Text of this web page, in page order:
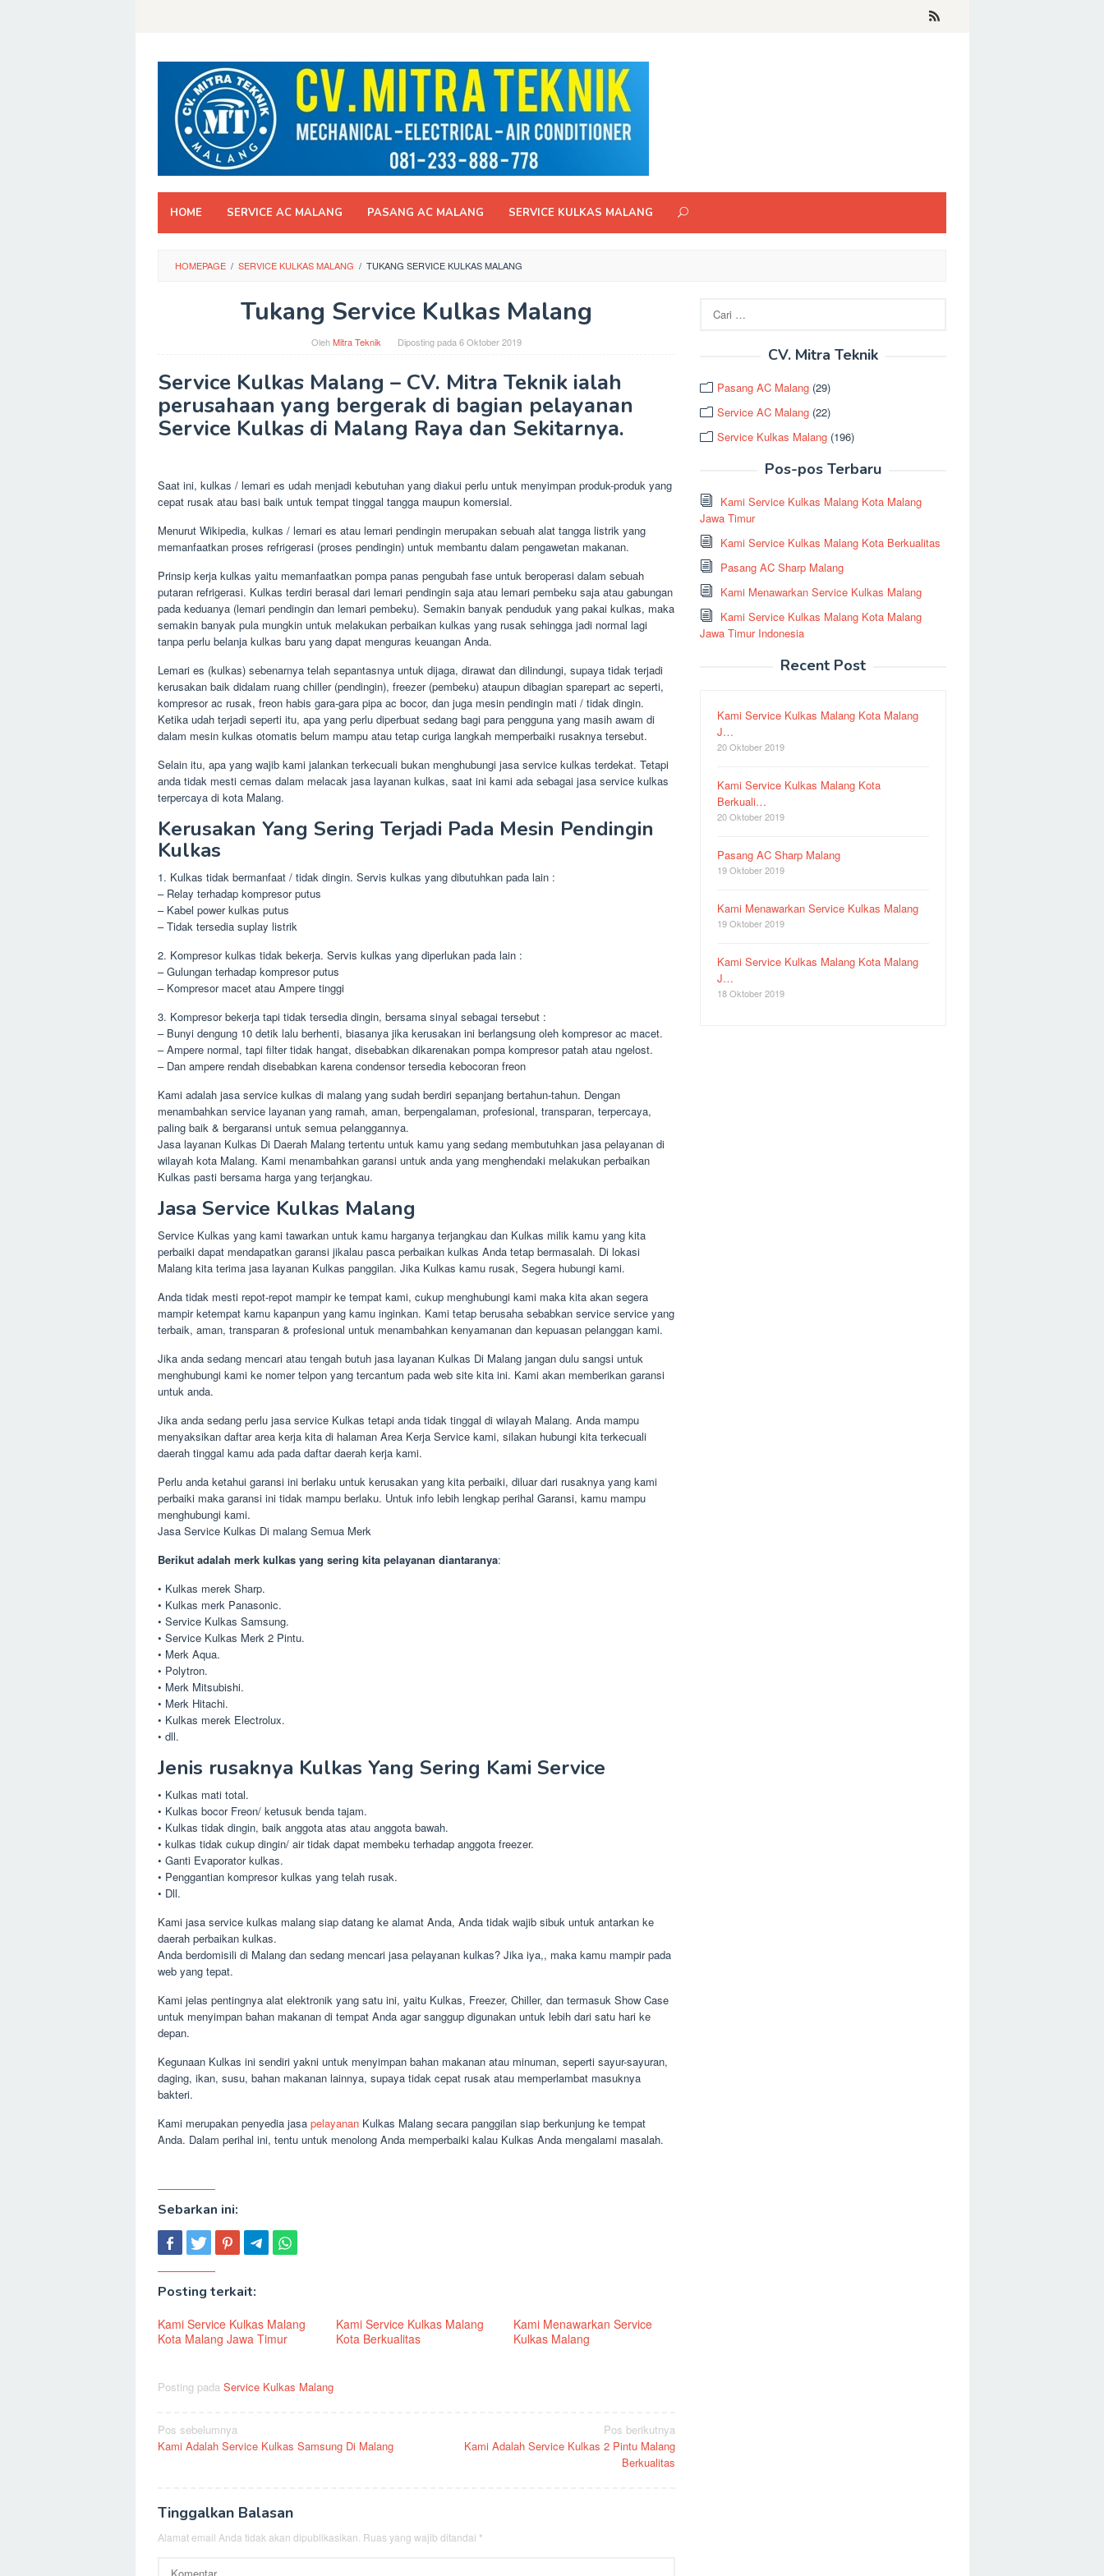
HOME SERVICE AC MALANG PASANG AC MALANG SERVICE KULKAS MALANG
HOMEPAGE / SERVICE KULKAS MALANG / TUKANG SERVICE KULKAS MALANG
Tukang Service Kulkas Malang
OlehMitra Teknik Diposting pada 6 Oktober 2019
Service Kulkas Malang – CV. Mitra Teknik ialah
perusahaan yang bergerak di bagian pelayanan
Service Kulkas di Malang Raya dan Sekitarnya.
Saat ini, kulkas / lemari es udah menjadi kebutuhan yang diakui perlu untuk menyimpan produk-produk yang
cepat rusak atau basi baik untuk tempat tinggal tangga maupun komersial.
Menurut Wikipedia, kulkas / lemari es atau lemari pendingin merupakan sebuah alat tangga listrik yang
memanfaatkan proses refrigerasi (proses pendingin) untuk membantu dalam pengawetan makanan.
Prinsip kerja kulkas yaitu memanfaatkan pompa panas pengubah fase untuk beroperasi dalam sebuah
putaran refrigerasi. Kulkas terdiri berasal dari lemari pendingin saja atau lemari pembeku saja atau gabungan
pada keduanya (lemari pendingin dan lemari pembeku). Semakin banyak penduduk yang pakai kulkas, maka
semakin banyak pula mungkin untuk melakukan perbaikan kulkas yang rusak sehingga jadi normal lagi
tanpa perlu belanja kulkas baru yang dapat menguras keuangan Anda.
Lemari es (kulkas) sebenarnya telah sepantasnya untuk dijaga, dirawat dan dilindungi, supaya tidak terjadi
kerusakan baik didalam ruang chiller (pendingin), freezer (pembeku) ataupun dibagian sparepart ac seperti,
kompresor ac rusak, freon habis gara-gara pipa ac bocor, dan juga mesin pendingin mati / tidak dingin.
Ketika udah terjadi seperti itu, apa yang perlu diperbuat sedang bagi para pengguna yang masih awam di
dalam mesin kulkas otomatis belum mampu atau tetap curiga langkah memperbaiki rusaknya tersebut.
Selain itu, apa yang wajib kami jalankan terkecuali bukan menghubungi jasa service kulkas terdekat. Tetapi
anda tidak mesti cemas dalam melacak jasa layanan kulkas, saat ini kami ada sebagai jasa service kulkas
terpercaya di kota Malang.
Kerusakan Yang Sering Terjadi Pada Mesin Pendingin
Kulkas
1. Kulkas tidak bermanfaat / tidak dingin. Servis kulkas yang dibutuhkan pada lain :
– Relay terhadap kompresor putus
– Kabel power kulkas putus
– Tidak tersedia suplay listrik
2. Kompresor kulkas tidak bekerja. Servis kulkas yang diperlukan pada lain :
– Gulungan terhadap kompresor putus
– Kompresor macet atau Ampere tinggi
3. Kompresor bekerja tapi tidak tersedia dingin, bersama sinyal sebagai tersebut :
– Bunyi dengung 10 detik lalu berhenti, biasanya jika kerusakan ini berlangsung oleh kompresor ac macet.
– Ampere normal, tapi filter tidak hangat, disebabkan dikarenakan pompa kompresor patah atau ngelost.
– Dan ampere rendah disebabkan karena condensor tersedia kebocoran freon
Kami adalah jasa service kulkas di malang yang sudah berdiri sepanjang bertahun-tahun. Dengan
menambahkan service layanan yang ramah, aman, berpengalaman, profesional, transparan, terpercaya,
paling baik & bergaransi untuk semua pelanggannya.
Jasa layanan Kulkas Di Daerah Malang tertentu untuk kamu yang sedang membutuhkan jasa pelayanan di
wilayah kota Malang. Kami menambahkan garansi untuk anda yang menghendaki melakukan perbaikan
Kulkas pasti bersama harga yang terjangkau.
Jasa Service Kulkas Malang
Service Kulkas yang kami tawarkan untuk kamu harganya terjangkau dan Kulkas milik kamu yang kita
perbaiki dapat mendapatkan garansi jikalau pasca perbaikan kulkas Anda tetap bermasalah. Di lokasi
Malang kita terima jasa layanan Kulkas panggilan. Jika Kulkas kamu rusak, Segera hubungi kami.
Anda tidak mesti repot-repot mampir ke tempat kami, cukup menghubungi kami maka kita akan segera
mampir ketempat kamu kapanpun yang kamu inginkan. Kami tetap berusaha sebabkan service service yang
terbaik, aman, transparan & profesional untuk menambahkan kenyamanan dan kepuasan pelanggan kami.
Jika anda sedang mencari atau tengah butuh jasa layanan Kulkas Di Malang jangan dulu sangsi untuk
menghubungi kami ke nomer telpon yang tercantum pada web site kita ini. Kami akan memberikan garansi
untuk anda.
Jika anda sedang perlu jasa service Kulkas tetapi anda tidak tinggal di wilayah Malang. Anda mampu
menyaksikan daftar area kerja kita di halaman Area Kerja Service kami, silakan hubungi kita terkecuali
daerah tinggal kamu ada pada daftar daerah kerja kami.
Perlu anda ketahui garansi ini berlaku untuk kerusakan yang kita perbaiki, diluar dari rusaknya yang kami
perbaiki maka garansi ini tidak mampu berlaku. Untuk info lebih lengkap perihal Garansi, kamu mampu
menghubungi kami.
Jasa Service Kulkas Di malang Semua Merk
Berikut adalah merk kulkas yang sering kita pelayanan diantaranya:
• Kulkas merek Sharp.
• Kulkas merk Panasonic.
• Service Kulkas Samsung.
• Service Kulkas Merk 2 Pintu.
• Merk Aqua.
• Polytron.
• Merk Mitsubishi.
• Merk Hitachi.
• Kulkas merek Electrolux.
• dll.
Jenis rusaknya Kulkas Yang Sering Kami Service
• Kulkas mati total.
• Kulkas bocor Freon/ ketusuk benda tajam.
• Kulkas tidak dingin, baik anggota atas atau anggota bawah.
• kulkas tidak cukup dingin/ air tidak dapat membeku terhadap anggota freezer.
• Ganti Evaporator kulkas.
• Penggantian kompresor kulkas yang telah rusak.
• Dll.
Kami jasa service kulkas malang siap datang ke alamat Anda, Anda tidak wajib sibuk untuk antarkan ke
daerah perbaikan kulkas.
Anda berdomisili di Malang dan sedang mencari jasa pelayanan kulkas? Jika iya,, maka kamu mampir pada
web yang tepat.
Kami jelas pentingnya alat elektronik yang satu ini, yaitu Kulkas, Freezer, Chiller, dan termasuk Show Case
untuk menyimpan bahan makanan di tempat Anda agar sanggup digunakan untuk lebih dari satu hari ke
depan.
Kegunaan Kulkas ini sendiri yakni untuk menyimpan bahan makanan atau minuman, seperti sayur-sayuran,
daging, ikan, susu, bahan makanan lainnya, supaya tidak cepat rusak atau memperlambat masuknya
bakteri.
Kami merupakan penyedia jasa pelayanan Kulkas Malang secara panggilan siap berkunjung ke tempat
Anda. Dalam perihal ini, tentu untuk menolong Anda memperbaiki kalau Kulkas Anda mengalami masalah.
Sebarkan ini:
Posting terkait:
Kami Service Kulkas Malang
Kota Malang Jawa Timur
Kami Service Kulkas Malang
Kota Berkualitas
Kami Menawarkan Service
Kulkas Malang
Posting pada Service Kulkas Malang
Navigasi
pos
Pos sebelumnya
Kami Adalah Service Kulkas Samsung Di Malang
Pos berikutnya
Kami Adalah Service Kulkas 2 Pintu Malang
Berkualitas
Tinggalkan Balasan
Alamat email Anda tidak akan dipublikasikan. Ruas yang wajib ditandai *
untuk:
CV. Mitra Teknik
Pasang AC Malang (29)
Service AC Malang (22)
Service Kulkas Malang (196)
Pos-pos Terbaru
Kami Service Kulkas Malang Kota Malang
Jawa Timur
Kami Service Kulkas Malang Kota Berkualitas
Pasang AC Sharp Malang
Kami Menawarkan Service Kulkas Malang
Kami Service Kulkas Malang Kota Malang
Jawa Timur Indonesia
Recent Post
Kami Service Kulkas Malang Kota Malang
J…
20 Oktober 2019
Kami Service Kulkas Malang Kota
Berkuali…
20 Oktober 2019
Pasang AC Sharp Malang
19 Oktober 2019
Kami Menawarkan Service Kulkas Malang
19 Oktober 2019
Kami Service Kulkas Malang Kota Malang
J…
18 Oktober 2019